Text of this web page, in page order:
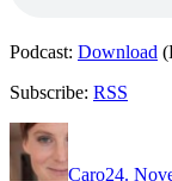
Podcast: Download
Subscribe: RSS
Autor
Caro24.